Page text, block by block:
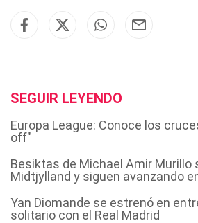
SEGUIR LEYENDO
Europa League: Conoce los
off"
Besiktas de Michael Amir Murillo
Midtjylland y siguen avanzando
Yan Diomande se estrenó en
solitario con el Real Madrid